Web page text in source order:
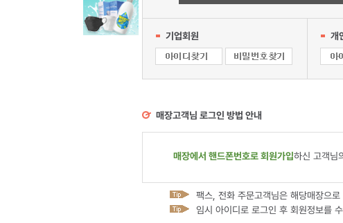
기업회원 개
매장고객님 로그인 방법 안내
매장에서 핸드폰번호로 회원가입하신 고객님
팩스, 전화 주문고객님은 해당매장으
임시 아이디로 로그인 후 회원정보를